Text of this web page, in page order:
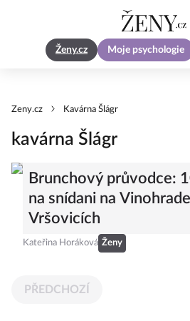
Ženy.cz Moje psychologie
Zeny.cz Kavárna Šlágr
kavárna Šlágr
Brunchový průvodce:
na snídani na
Vršovicích
Kateřina Horáková Ženy
PŘEDCHOZÍ